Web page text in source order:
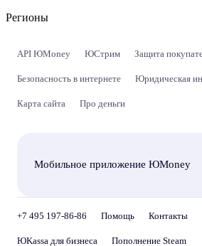
Регионы
API ЮMoney ЮСтрим Защита
Безопасность в интернете Юридическая
Карта сайта Про деньги
Мобильное приложение ЮMoney
+7 495 197-86-86 Помощь Контакты
ЮKassa для бизнеса Пополнение Steam